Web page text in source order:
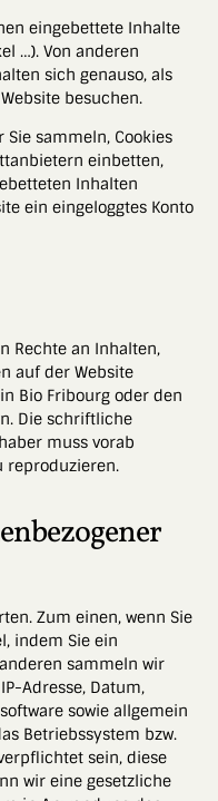
powered by WPCookiePro
eingebettete Inhalte
…). Von anderen
sich genauso, als
besuchen.
Sie sammeln, Cookies
einbetten,
Inhalten
ein eingeloggtes Konto
Rechte an Inhalten,
auf der Website
Bio Fribourg oder den
Die schriftliche
muss vorab
reproduzieren.
Zum einen, wenn Sie
indem Sie ein
sammeln wir
Adresse, Datum,
sowie allgemein
Betriebssystem bzw.
sein, diese
wir eine gesetzliche